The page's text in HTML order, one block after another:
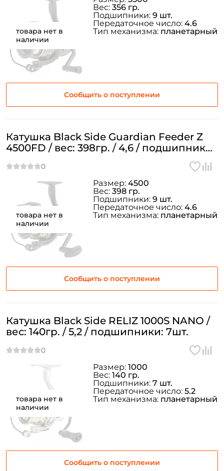
товара нет в
наличии
Сообщить о поступлении
Вес: 356 гр.
Подшипники: 9 шт.
Передаточное число: 4.6
Тип механизма: планетарный
товара нет в
наличии
Катушка Black Side Guardian Feeder Z
4500FD / вес: 398гр. / 4,6 / подшипники:
Сообщить о поступлении
Размер: 4500
Вес: 398 гр.
Подшипники: 9 шт.
Передаточное число: 4.6
Тип механизма: планетарный
товара нет в
наличии
Катушка Black Side RELIZ 1000S NANO /
вес: 140гр. / 5,2 / подшипники: 7шт.
Сообщить о поступлении
Размер: 1000
Вес: 140 гр.
Подшипники: 7 шт.
Передаточное число: 5.2
Тип механизма: планетарный